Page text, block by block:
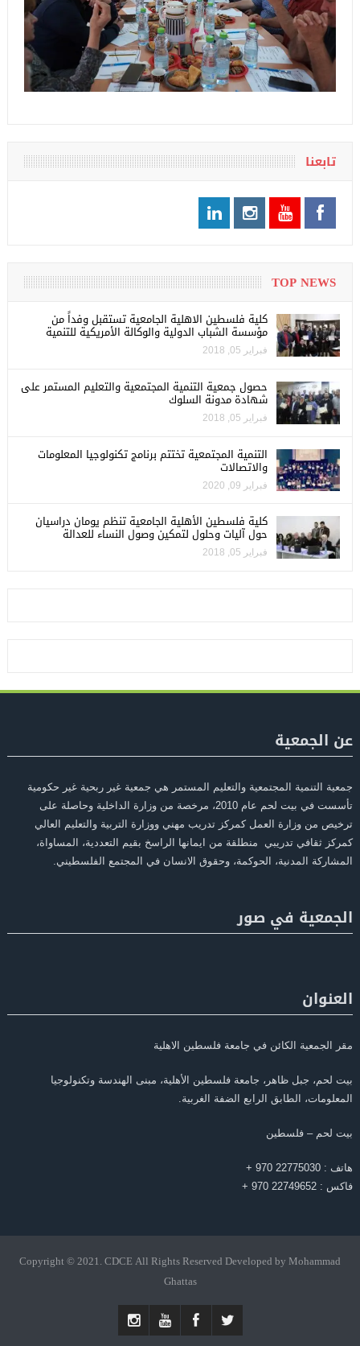
تابعنا
TOP NEWS
كلية فلسطين الاهلية الجامعية تستقبل وفداً من
مؤسسة الشباب الدولية والوكالة الأمريكية للتنمية
فبراير 05, 2018
حصول جمعية التنمية المجتمعية والتعليم المستمر على
شهادة مدونة السلوك
فبراير 05, 2018
التنمية المجتمعية تختتم برنامج تكنولوجيا المعلومات
والاتصالات
فبراير 09, 2020
كلية فلسطين الأهلية الجامعية تنظم يومان دراسيان
حول آليات وحلول لتمكين وصول النساء للعدالة
فبراير 05, 2018
عن الجمعية
جمعية التنمية المجتمعية والتعليم المستمر هي جمعية غير ربحية غير حكومية
تأسست في بيت لحم عام 2010، مرخصة من وزارة الداخلية وحاصلة على
ترخيص من وزارة العمل كمركز تدريب مهني ووزارة التربية والتعليم العالي
كمركز ثقافي تدريبي منطلقة من ايمانها الراسخ بقيم التعددية، المساواة،
المشاركة المدنية، الحوكمة، وحقوق الانسان في المجتمع الفلسطيني.
الجمعية في صور
العنوان
مقر الجمعية الكائن في جامعة فلسطين الاهلية
بيت لحم، جبل ظاهر، جامعة فلسطين الأهلية، مبنى الهندسة وتكنولوجيا
المعلومات، الطابق الرابع الضفة الغربية.
بيت لحم – فلسطين
هاتف : 22775030 970 +
فاكس : 22749652 970 +
Copyright © 2021. CDCE All Rights Reserved Developed by Mohammad
Ghattas